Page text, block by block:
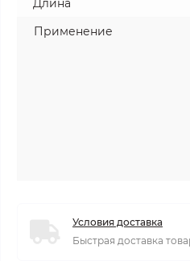
Применение
Условия доставка
Быстрая доставка